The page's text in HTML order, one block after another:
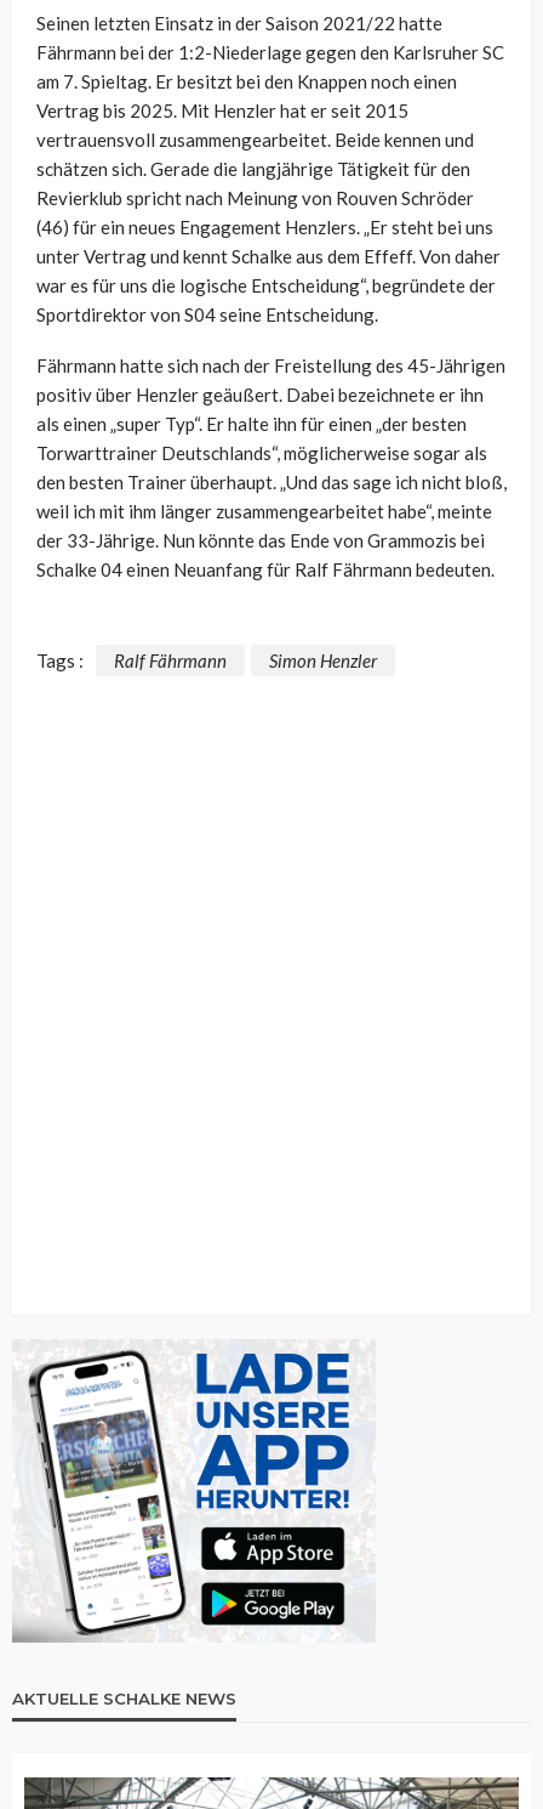
Seinen letzten Einsatz in der Saison 2021/22 hatte
Fährmann bei der 1:2-Niederlage gegen den Karlsruher SC
am 7. Spieltag. Er besitzt bei den Knappen noch einen
Vertrag bis 2025. Mit Henzler hat er seit 2015
vertrauensvoll zusammengearbeitet. Beide kennen und
schätzen sich. Gerade die langjährige Tätigkeit für den
Revierklub spricht nach Meinung von Rouven Schröder
(46) für ein neues Engagement Henzlers. „Er steht bei uns
unter Vertrag und kennt Schalke aus dem Effeff. Von daher
war es für uns die logische Entscheidung“, begründete der
Sportdirektor von S04 seine Entscheidung.
Fährmann hatte sich nach der Freistellung des 45-Jährigen
positiv über Henzler geäußert. Dabei bezeichnete er ihn
als einen „super Typ“. Er halte ihn für einen „der besten
Torwarttrainer Deutschlands“, möglicherweise sogar als
den besten Trainer überhaupt. „Und das sage ich nicht bloß,
weil ich mit ihm länger zusammengearbeitet habe“, meinte
der 33-Jährige. Nun könnte das Ende von Grammozis bei
Schalke 04 einen Neuanfang für Ralf Fährmann bedeuten.
Tags : Ralf Fährmann Simon Henzler
AKTUELLE SCHALKE NEWS